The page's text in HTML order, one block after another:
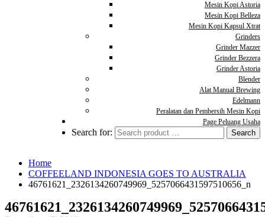
Mesin Kopi Astoria
Mesin Kopi Belleza
Mesin Kopi Kapsul Xtrat
Grinders
Grinder Mazzer
Grinder Bezzera
Grinder Astoria
Blender
Alat Manual Brewing
Edelmann
Peralatan dan Pembersih Mesin Kopi
Page Peluang Usaha
Search for:
Home
COFFEELAND INDONESIA GOES TO AUSTRALIA
46761621_2326134260749969_5257066431597510656_n